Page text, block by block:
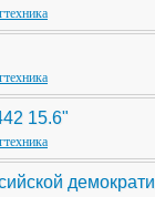
15.6"